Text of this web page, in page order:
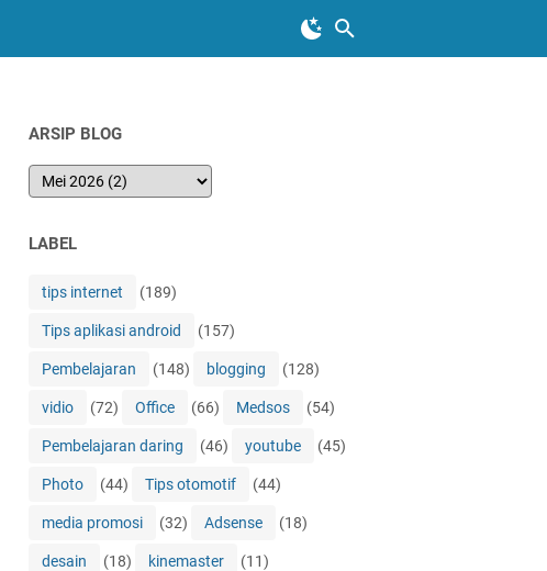
ARSIP BLOG
LABEL
tips internet (189)
Tips aplikasi android (157)
Pembelajaran (148) blogging (128)
vidio (72) Office (66) Medsos (54)
Pembelajaran daring (46) youtube (45)
Photo (44) Tips otomotif (44)
media promosi (32) Adsense (18)
desain (18) kinemaster (11)